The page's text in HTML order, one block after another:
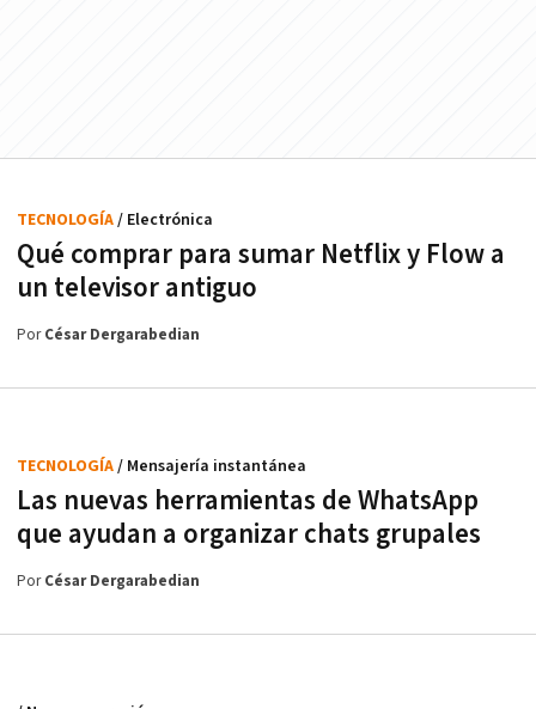
Qué comprar para sumar Netflix y Flow a
un televisor antiguo
TECNOLOGÍA/ Electrónica
PorCésar Dergarabedian
Las nuevas herramientas de WhatsApp
que ayudan a organizar chats grupales
TECNOLOGÍA/ Mensajería instantánea
PorCésar Dergarabedian